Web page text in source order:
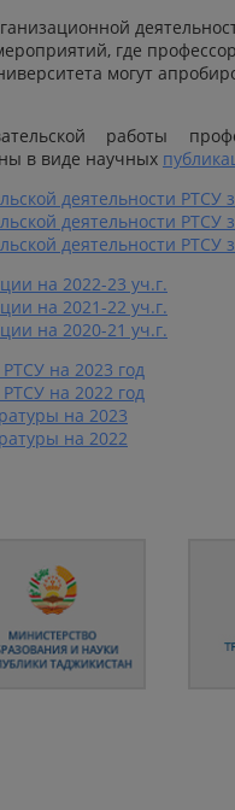
где
могут
работы
в виде научных
деятельности РТСУ
деятельности РТСУ
деятельности РТСУ
на 2022-23 уч.г.
на 2021-22 уч.г.
на 2020-21 уч.г.
на 2023 год
на 2022 год
на 2023
на 2022